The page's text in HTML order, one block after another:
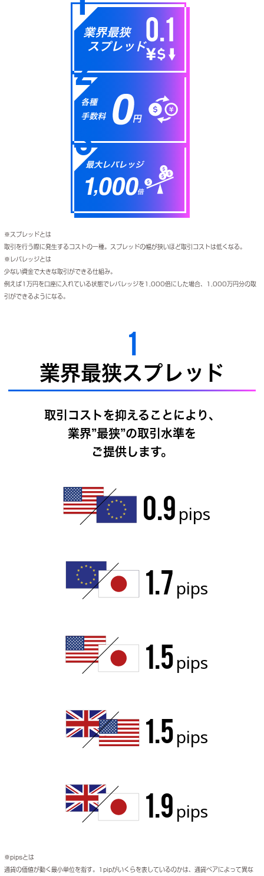
業界最狭
スプレッド
2
各種
手数料
3
最大レバレッジ
※スプレッドとは
取引を行う際に発生するコストの一種。スプレッドの幅が狭いほど取引コストは低くなる。
※レバレッジとは
少ない資金で大きな取引ができる仕組み。
例えば1万円を口座に入れている状態でレバレッジを1,000倍にした場合、1,000万円分の取
引ができるようになる。
1
業界最狭スプレッド
取引コストを抑えることにより、
業界”最狭”の取引水準を
ご提供します。
0.9 pips
1.7 pips
1.5pips
1.5pips
1.9 pips
※pipsとは
通貨の価値が動く最小単位を指す。1pipがいくらを表しているのかは、通貨ペアによって異な